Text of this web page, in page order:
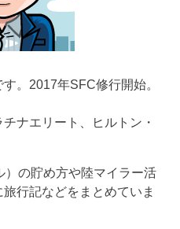
。2017年SFC修行開始。
ナエリート、ヒルトン・
の貯め方や陸マイラー活
行記などをまとめていま